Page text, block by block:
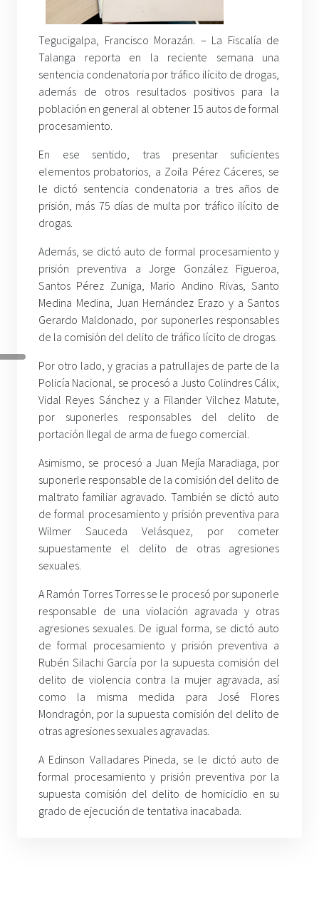
Tegucigalpa, Francisco Morazán. – La Fiscalía de
Talanga reporta en la reciente semana una
sentencia condenatoria por tráfico ilícito de drogas,
además de otros resultados positivos para la
población en general al obtener 15 autos de formal
procesamiento.
En ese sentido, tras presentar suficientes
elementos probatorios, a Zoila Pérez Cáceres, se
le dictó sentencia condenatoria a tres años de
prisión, más 75 días de multa por tráfico ilícito de
drogas.
Además, se dictó auto de formal procesamiento y
prisión preventiva a Jorge González Figueroa,
Santos Pérez Zuniga, Mario Andino Rivas, Santo
Medina Medina, Juan Hernández Erazo y a Santos
Gerardo Maldonado, por suponerles responsables
de la comisión del delito de tráfico lícito de drogas.
Por otro lado, y gracias a patrullajes de parte de la
Policía Nacional, se procesó a Justo Colindres Cálix,
Vidal Reyes Sánchez y a Filander Vilchez Matute,
por suponerles responsables del delito de
portación Ilegal de arma de fuego comercial.
Asimismo, se procesó a Juan Mejía Maradiaga, por
suponerle responsable de la comisión del delito de
maltrato familiar agravado. También se dictó auto
de formal procesamiento y prisión preventiva para
Wilmer Sauceda Velásquez, por cometer
supuestamente el delito de otras agresiones
sexuales.
A Ramón Torres Torres se le procesó por suponerle
responsable de una violación agravada y otras
agresiones sexuales. De igual forma, se dictó auto
de formal procesamiento y prisión preventiva a
Rubén Silachi García por la supuesta comisión del
delito de violencia contra la mujer agravada, así
como la misma medida para José Flores
Mondragón, por la supuesta comisión del delito de
otras agresiones sexuales agravadas.
A Edinson Valladares Pineda, se le dictó auto de
formal procesamiento y prisión preventiva por la
supuesta comisión del delito de homicidio en su
grado de ejecución de tentativa inacabada.